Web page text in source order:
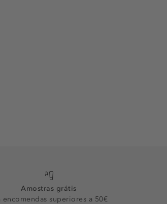
Amostras grátis
encomendas superiores a 50€